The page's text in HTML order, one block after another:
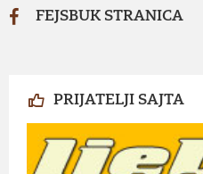
FEJSBUK STRANICA
PRIJATELJI SAJTA